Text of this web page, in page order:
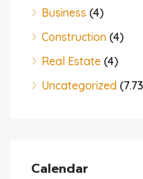
Business (4)
Construction (4)
Real Estate (4)
Uncategorized
Calendar